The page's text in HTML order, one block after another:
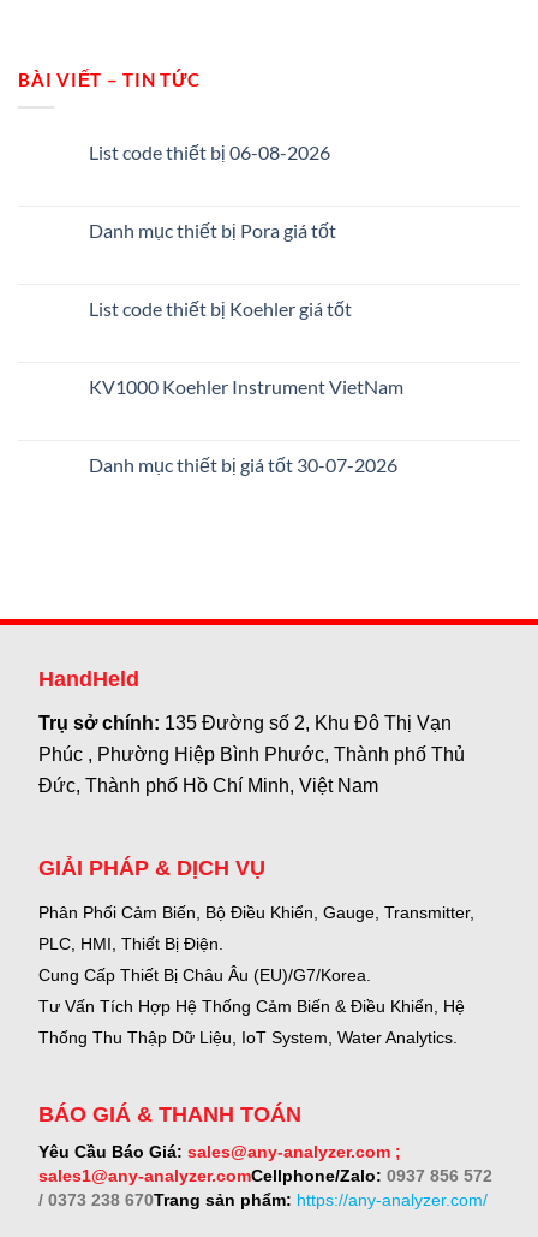
BÀI VIẾT – TIN TỨC
List code thiết bị 06-08-2026
Danh mục thiết bị Pora giá tốt
List code thiết bị Koehler giá tốt
KV1000 Koehler Instrument VietNam
Danh mục thiết bị giá tốt 30-07-2026
HandHeld
Trụ sở chính: 135 Đường số 2, Khu Đô Thị Vạn
Phúc , Phường Hiệp Bình Phước, Thành phố Thủ
Đức, Thành phố Hồ Chí Minh, Việt Nam
GIẢI PHÁP & DỊCH VỤ
Phân Phối Cảm Biến, Bộ Điều Khiển, Gauge, Transmitter,
PLC, HMI, Thiết Bị Điện.
Cung Cấp Thiết Bị Châu Âu (EU)/G7/Korea.
Tư Vấn Tích Hợp Hệ Thống Cảm Biến & Điều Khiển, Hệ
Thống Thu Thập Dữ Liệu, IoT System, Water Analytics.
BÁO GIÁ & THANH TOÁN
Yêu Cầu Báo Giá: sales@any-analyzer.com ;
sales1@any-analyzer.comCellphone/Zalo: 0937 856 572
/ 0373 238 670Trang sản phẩm: https://any-analyzer.com/